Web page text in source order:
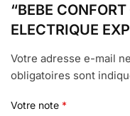
“BEBE
ELECTRIQUE
Votre adresse e-mail
obligatoires sont
Votre note *